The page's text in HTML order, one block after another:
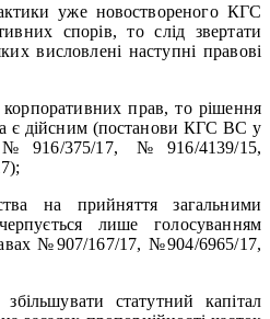
уже новоствореного КГС
спорів, то слід звертати
висловлені наступні правові
прав, то рішення
є дійсним (постанови КГС ВС у
375/17, №916/4139/15,
на прийняття загальними
лише голосуванням
№907/167/17, №904/6965/17,
статутний капітал